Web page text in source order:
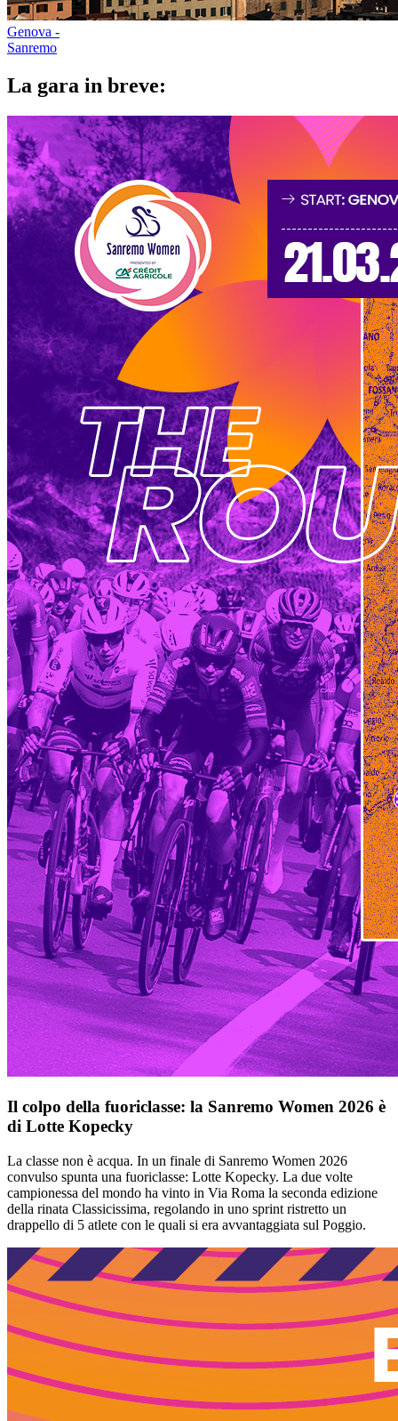
Genova -
Sanremo
La gara in breve:
Il colpo della fuoriclasse: la Sanremo Women 2026 è
di Lotte Kopecky
La classe non è acqua. In un finale di Sanremo Women 2026
convulso spunta una fuoriclasse: Lotte Kopecky. La due volte
campionessa del mondo ha vinto in Via Roma la seconda edizione
della rinata Classicissima, regolando in uno sprint ristretto un
drappello di 5 atlete con le quali si era avvantaggiata sul Poggio.